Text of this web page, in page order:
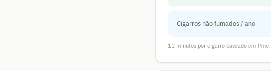
Cigarros não fumados / ano
11 minutos por cigarro baseado em